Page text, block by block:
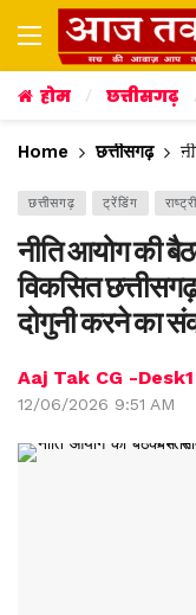
होम छत्तीसगढ़
Home छत्तीसगढ़
छत्तीसगढ़ ट्रेंडिंग
नीति आयोग की
विकसित
दोगुनी करने का
Aaj Tak CG -Desk1
12/06/2026 9:51 AM